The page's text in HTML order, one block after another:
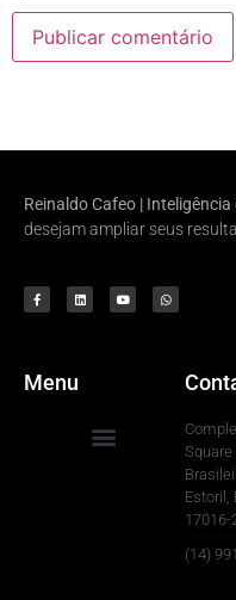
Reinaldo Cafeo |
desejam ampliar seus
Menu
Square
Estoril,
17016-
(14)